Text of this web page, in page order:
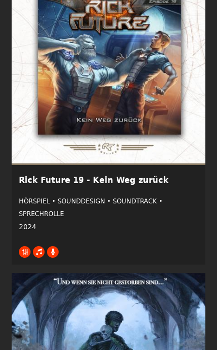
Rick Future 19 - Kein Weg zurück
HÖRSPIEL • SOUNDDESIGN • SOUNDTRACK •
SPRECHROLLE
2024